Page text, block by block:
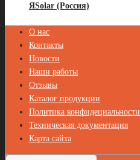
ЯSolar (Россия)
О нас
Контакты
Новости
Наши работы
Отзывы
Каталог продукции
Политика конфидециальности
Техническая документация
Карта сайта